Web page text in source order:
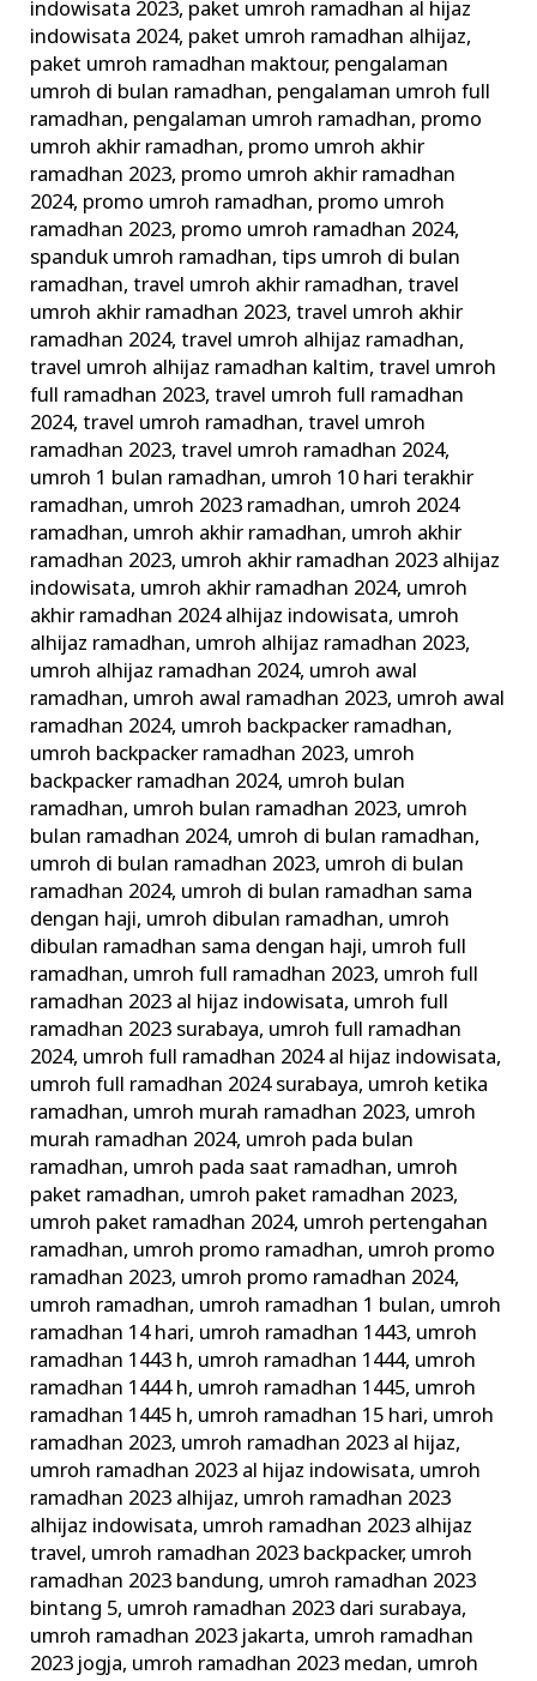
indowisata 2023, paket umroh ramadhan al hijaz
indowisata 2024, paket umroh ramadhan alhijaz,
paket umroh ramadhan maktour, pengalaman
umroh di bulan ramadhan, pengalaman umroh full
ramadhan, pengalaman umroh ramadhan, promo
umroh akhir ramadhan, promo umroh akhir
ramadhan 2023, promo umroh akhir ramadhan
2024, promo umroh ramadhan, promo umroh
ramadhan 2023, promo umroh ramadhan 2024,
spanduk umroh ramadhan,tips umroh di bulan
ramadhan,travel umroh akhir ramadhan,travel
umroh akhir ramadhan 2023,travel umroh akhir
ramadhan 2024,travel umroh alhijaz ramadhan,
travel umroh alhijaz ramadhan kaltim,travel umroh
full ramadhan 2023,travel umroh full ramadhan
2024,travel umroh ramadhan,travel umroh
ramadhan 2023,travel umroh ramadhan 2024,
umroh 1 bulan ramadhan, umroh 10 hari terakhir
ramadhan, umroh 2023 ramadhan, umroh 2024
ramadhan, umroh akhir ramadhan, umroh akhir
ramadhan 2023, umroh akhir ramadhan 2023 alhijaz
indowisata, umroh akhir ramadhan 2024, umroh
akhir ramadhan 2024 alhijaz indowisata, umroh
alhijaz ramadhan, umroh alhijaz ramadhan 2023,
umroh alhijaz ramadhan 2024, umroh awal
ramadhan, umroh awal ramadhan 2023, umroh awal
ramadhan 2024, umroh backpacker ramadhan,
umroh backpacker ramadhan 2023, umroh
backpacker ramadhan 2024, umroh bulan
ramadhan, umroh bulan ramadhan 2023, umroh
bulan ramadhan 2024, umroh di bulan ramadhan,
umroh di bulan ramadhan 2023, umroh di bulan
ramadhan 2024, umroh di bulan ramadhan sama
dengan haji, umroh dibulan ramadhan, umroh
dibulan ramadhan sama dengan haji, umroh full
ramadhan, umroh full ramadhan 2023, umroh full
ramadhan 2023 al hijaz indowisata, umroh full
ramadhan 2023 surabaya, umroh full ramadhan
2024, umroh full ramadhan 2024 al hijaz indowisata,
umroh full ramadhan 2024 surabaya, umroh ketika
ramadhan, umroh murah ramadhan 2023, umroh
murah ramadhan 2024, umroh pada bulan
ramadhan, umroh pada saat ramadhan, umroh
paket ramadhan, umroh paket ramadhan 2023,
umroh paket ramadhan 2024, umroh pertengahan
ramadhan, umroh promo ramadhan, umroh promo
ramadhan 2023, umroh promo ramadhan 2024,
umroh ramadhan, umroh ramadhan 1 bulan, umroh
ramadhan 14 hari, umroh ramadhan 1443, umroh
ramadhan 1443 h, umroh ramadhan 1444, umroh
ramadhan 1444 h, umroh ramadhan 1445, umroh
ramadhan 1445 h, umroh ramadhan 15 hari, umroh
ramadhan 2023, umroh ramadhan 2023 al hijaz,
umroh ramadhan 2023 al hijaz indowisata, umroh
ramadhan 2023 alhijaz, umroh ramadhan 2023
alhijaz indowisata, umroh ramadhan 2023 alhijaz
travel, umroh ramadhan 2023 backpacker, umroh
ramadhan 2023 bandung, umroh ramadhan 2023
bintang 5, umroh ramadhan 2023 dari surabaya,
umroh ramadhan 2023 jakarta, umroh ramadhan
2023 jogja, umroh ramadhan 2023 medan, umroh